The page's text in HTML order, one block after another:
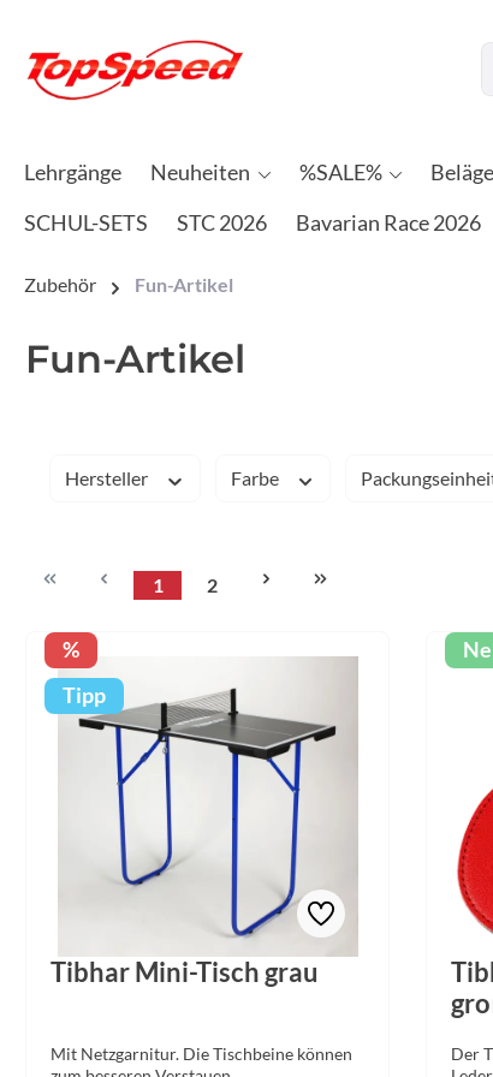
Lehrgänge Neuheiten %SALE% Beläge
SCHUL-SETS
STC 2026 Bavarian Race 2026
Zubehör Fun-Artikel
Fun-Artikel
Hersteller Farbe
Seite
1
Seite
2
Rabatt
%
Tipp
Tibhar Mini-Tisch grau
Mit Netzgarnitur. Die Tischbeine können
Der